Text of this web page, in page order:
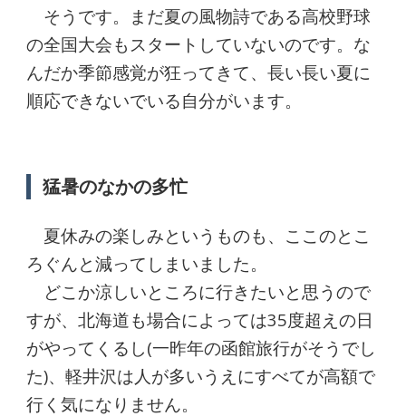
そうです。まだ夏の風物詩である高校野球
の全国大会もスタートしていないのです。な
んだか季節感覚が狂ってきて、長い長い夏に
順応できないでいる自分がいます。
猛暑のなかの多忙
夏休みの楽しみというものも、ここのとこ
ろぐんと減ってしまいました。
どこか涼しいところに行きたいと思うので
すが、北海道も場合によっては35度超えの日
がやってくるし(一昨年の函館旅行がそうでし
た)、軽井沢は人が多いうえにすべてが高額で
行く気になりません。